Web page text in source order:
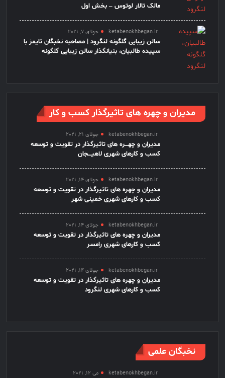
مالک تالار لوتوس – بخش اول
ketabenokhbegan.ir جولای 7, 2021
سالن زیبایی گلگونه لنگرود | مصاحبه نخبگان تایمز با
سپیده طالبیان، بنیانگذار سالن زیبایی گلگونه
مدیران و چهره های تاثیرگذار کسب و کار
ketabenokhbegan.ir جولای 21, 2021
مدیران و چهـــره های تاثیرگذار در تقویت و توسعه
کسب و کارهای شهری لاهیـــجان
ketabenokhbegan.ir جولای 14, 2021
مدیران و چهره های تاثیرگذار در تقویت و توسعه
کسب و کارهای شهری خمینی شهر
ketabenokhbegan.ir جولای 14, 2021
مدیران و چهره های تاثیرگذار در تقویت و توسعه
کسب و کارهای شهری رامسر
ketabenokhbegan.ir جولای 14, 2021
مدیران و چهره های تاثیرگذار در تقویت و توسعه
کسب و کارهای شهری لنگرود
نخبگان علمی
ketabenokhbegan.ir می 12, 2021